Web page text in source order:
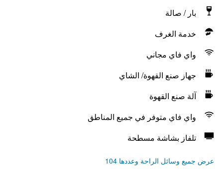
بار / صالة
خدمة الغرف
واي فاي مجاني
جهاز صنع القهوة/ الشاي
آلة صنع القهوة
واي فاي متوفر في جميع المناطق
تلفاز بشاشة مسطحة
عرض جميع وسائل الراحة وعددها 104